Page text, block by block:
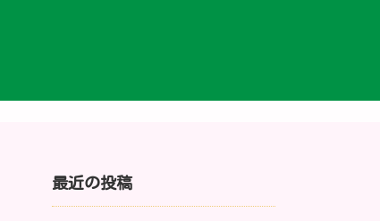
最近の投稿